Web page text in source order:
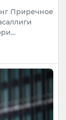
Приречное